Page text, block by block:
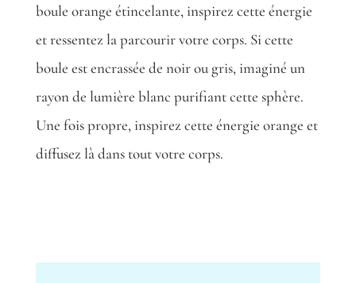
boule orange étincelante, inspirez cette énergie
et ressentez la parcourir votre corps. Si cette
boule est encrassée de noir ou gris, imaginé un
rayon de lumière blanc purifiant cette sphère.
Une fois propre, inspirez cette énergie orange et
diffusez là dans tout votre corps.